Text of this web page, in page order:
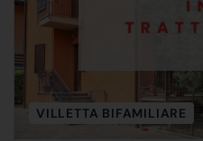
VILLETTA BIFAMILIARE